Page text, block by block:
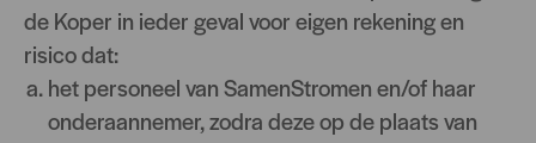
de Koper in ieder geval voor eigen rekening en
risico dat:
het personeel van SamenStromen en/of haar
onderaannemer, zodra deze op de plaats van